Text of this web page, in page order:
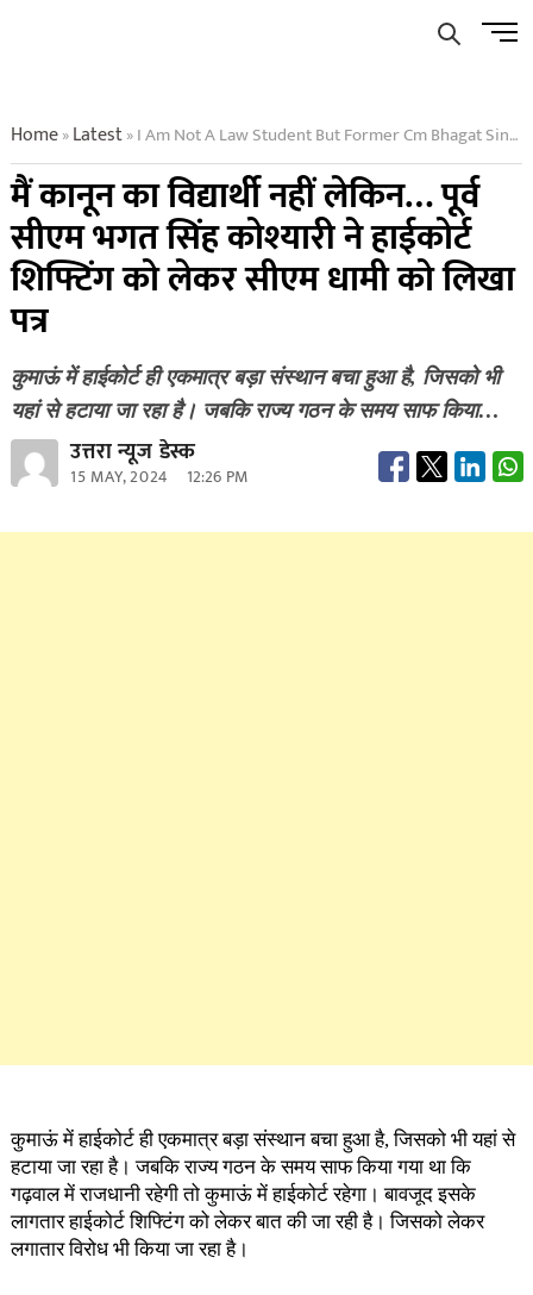
Menu
Home»Latest»I Am Not A Law Student But Former Cm Bhagat Singh Koshyari Wrote A Letter To Cm Dhami Regarding Shifting Of High Court
मैं कानून का विद्यार्थी नहीं लेकिन… पूर्व
सीएम भगत सिंह कोश्यारी ने हाईकोर्ट
शिफ्टिंग को लेकर सीएम धामी को लिखा
पत्र
कुमाऊं में हाईकोर्ट ही एकमात्र बड़ा संस्थान बचा हुआ है, जिसको भी
यहां से हटाया जा रहा है। जबकि राज्य गठन के समय साफ किया…
उत्तरा न्यूज डेस्क
15 MAY, 2024 12:26 PM
कुमाऊं में हाईकोर्ट ही एकमात्र बड़ा संस्थान बचा हुआ है, जिसको भी यहां से
हटाया जा रहा है। जबकि राज्य गठन के समय साफ किया गया था कि
गढ़वाल में राजधानी रहेगी तो कुमाऊं में हाईकोर्ट रहेगा। बावजूद इसके
लागतार हाईकोर्ट शिफ्टिंग को लेकर बात की जा रही है। जिसको लेकर
लगातार विरोध भी किया जा रहा है।